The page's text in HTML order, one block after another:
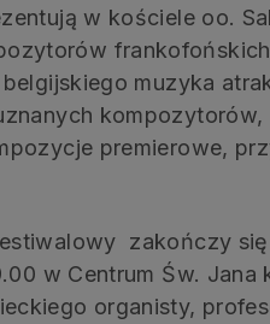
w kościele oo.
frankofońskich
muzyka
kompozytorów,
premierowe,
zakończy się
w Centrum Św. Jana
organisty,